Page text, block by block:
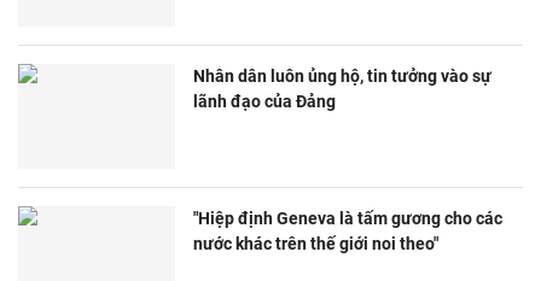
Nhân dân luôn ủng hộ, tin tưởng vào sự
lãnh đạo của Đảng
"Hiệp định Geneva là tấm gương cho các
nước khác trên thế giới noi theo"